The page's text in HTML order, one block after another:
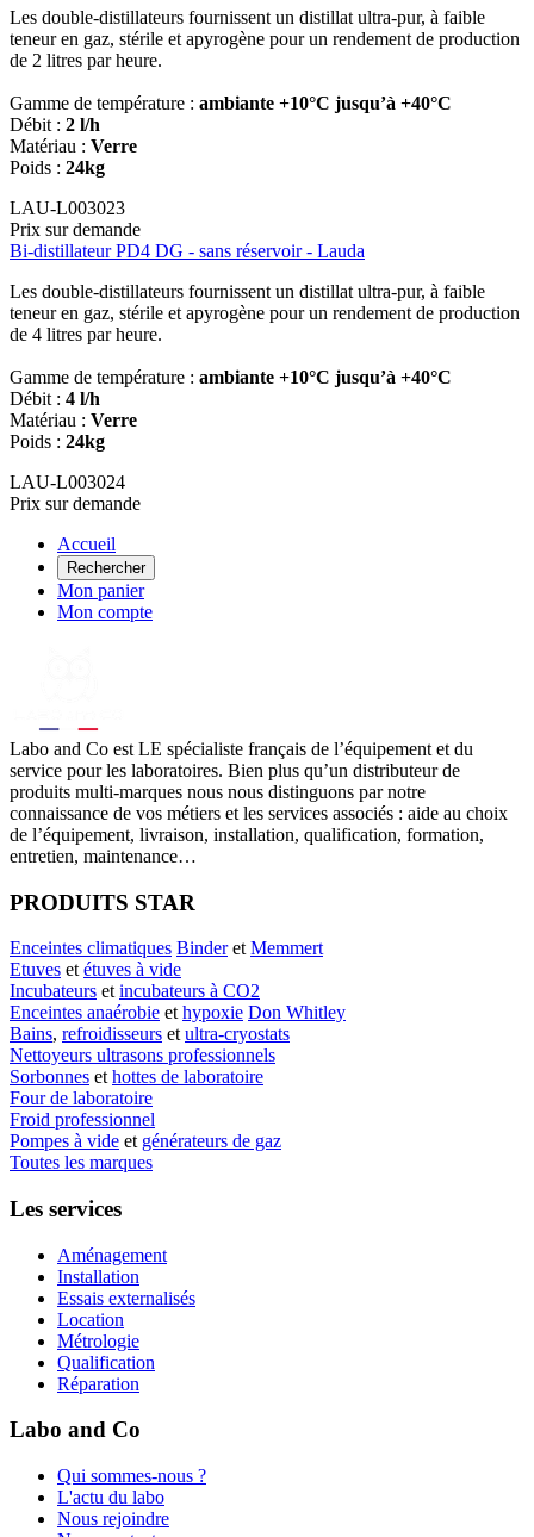
Les double-distillateurs fournissent un distillat ultra-pur, à faible
teneur en gaz, stérile et apyrogène pour un rendement de production
de 2 litres par heure.
Gamme de température : ambiante +10°C jusqu’à +40°C
Débit : 2 l/h
Matériau : Verre
Poids : 24kg
LAU-L003023
Prix sur demande
Bi-distillateur PD4 DG - sans réservoir - Lauda
Les double-distillateurs fournissent un distillat ultra-pur, à faible
teneur en gaz, stérile et apyrogène pour un rendement de production
de 4 litres par heure.
Gamme de température : ambiante +10°C jusqu’à +40°C
Débit : 4 l/h
Matériau : Verre
Poids : 24kg
LAU-L003024
Prix sur demande
Accueil
Rechercher
Mon panier
Mon compte
Labo and Co est LE spécialiste français de l’équipement et du
service pour les laboratoires. Bien plus qu’un distributeur de
produits multi-marques nous nous distinguons par notre
connaissance de vos métiers et les services associés : aide au choix
de l’équipement, livraison, installation, qualification, formation,
entretien, maintenance…
PRODUITS STAR
Enceintes climatiques Binderet Memmert
Etuves et étuves à vide
Incubateurs et incubateurs à CO2
Enceintes anaérobie et hypoxie Don Whitley
Bains, refroidisseurs et ultra-cryostats
Nettoyeurs ultrasons professionnels
Sorbonnes et hottes de laboratoire
Four de laboratoire
Froid professionnel
Pompes à vide et générateurs de gaz
Toutes les marques
Les services
Aménagement
Installation
Essais externalisés
Location
Métrologie
Qualification
Réparation
Labo and Co
Qui sommes-nous ?
L'actu du labo
Nous rejoindre